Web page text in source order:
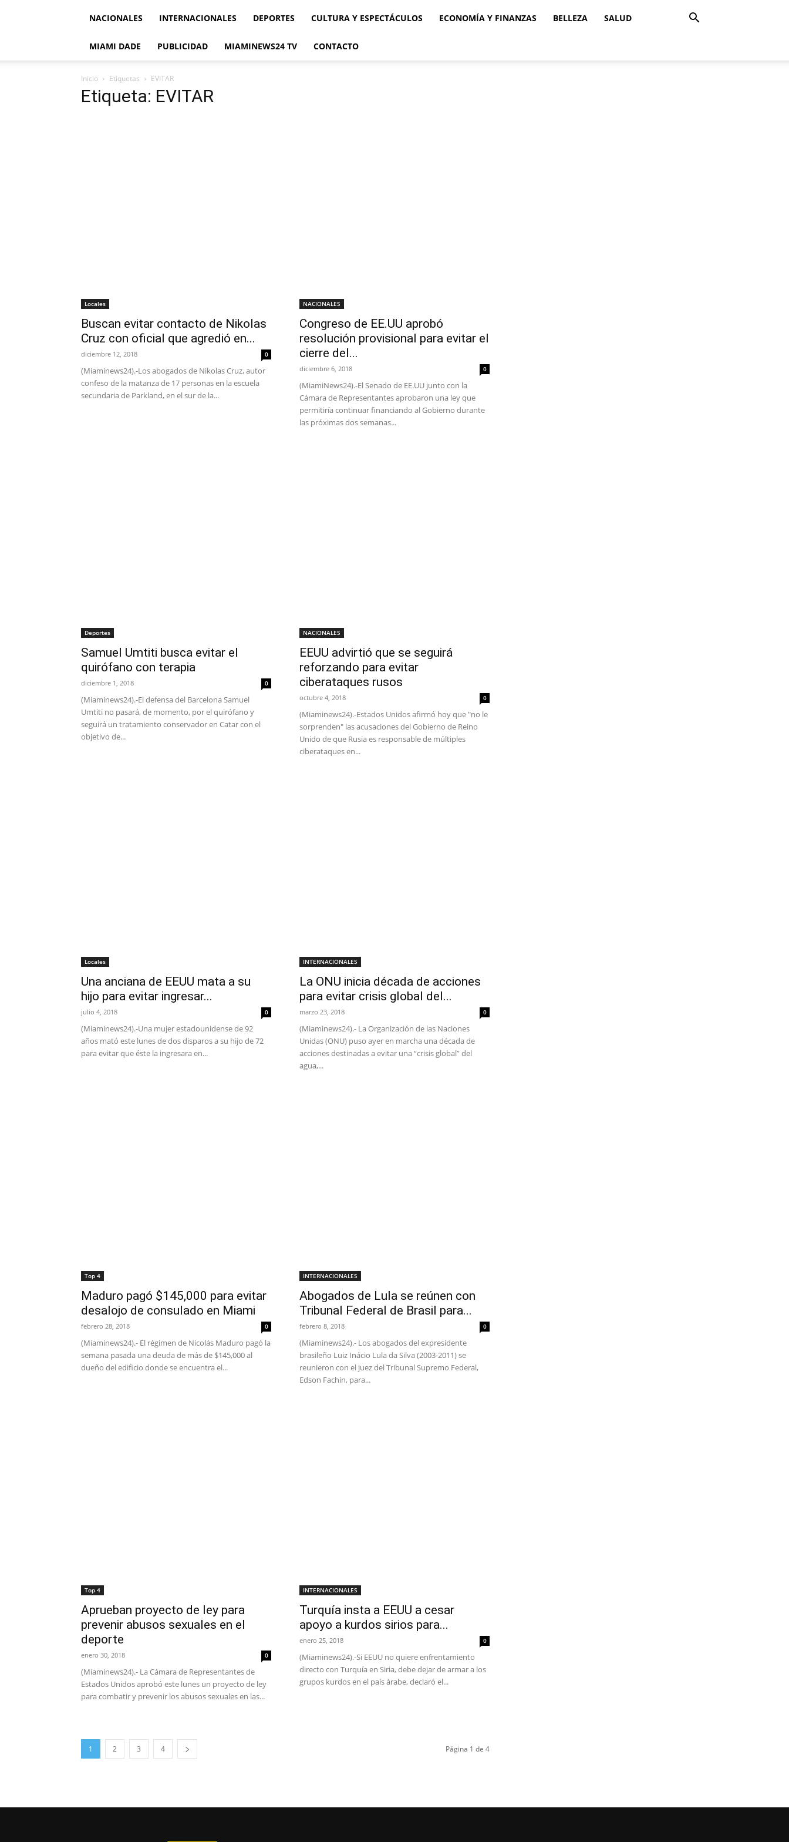
NACIONALES INTERNACIONALES DEPORTES CULTURA Y ESPECTÁCULOS ECONOMÍA Y FINANZAS BELLEZA SALUD
MIAMI DADE PUBLICIDAD MIAMINEWS24 TV CONTACTO
Inicio Etiquetas EVITAR
Etiqueta: EVITAR
Locales
Buscan evitar contacto de Nikolas
Cruz con oficial que agredió en...
diciembre 12, 2018 0
(Miaminews24).-Los abogados de Nikolas Cruz, autor
confeso de la matanza de 17 personas en la escuela
secundaria de Parkland, en el sur de la...
NACIONALES
Congreso de EE.UU aprobó
resolución provisional para evitar el
cierre del...
diciembre 6, 2018 0
(MiamiNews24).-El Senado de EE.UU junto con la
Cámara de Representantes aprobaron una ley que
permitiría continuar financiando al Gobierno durante
las próximas dos semanas...
Deportes
Samuel Umtiti busca evitar el
quirófano con terapia
diciembre 1, 2018 0
(Miaminews24).-El defensa del Barcelona Samuel
Umtiti no pasará, de momento, por el quirófano y
seguirá un tratamiento conservador en Catar con el
objetivo de...
NACIONALES
EEUU advirtió que se seguirá
reforzando para evitar
ciberataques rusos
octubre 4, 2018 0
(Miaminews24).-Estados Unidos afirmó hoy que "no le
sorprenden" las acusaciones del Gobierno de Reino
Unido de que Rusia es responsable de múltiples
ciberataques en...
Locales
Una anciana de EEUU mata a su
hijo para evitar ingresar...
julio 4, 2018 0
(Miaminews24).-Una mujer estadounidense de 92
años mató este lunes de dos disparos a su hijo de 72
para evitar que éste la ingresara en...
INTERNACIONALES
La ONU inicia década de acciones
para evitar crisis global del...
marzo 23, 2018 0
(Miaminews24).- La Organización de las Naciones
Unidas (ONU) puso ayer en marcha una década de
acciones destinadas a evitar una “crisis global” del
agua,...
Top 4
Maduro pagó $145,000 para evitar
desalojo de consulado en Miami
febrero 28, 2018 0
(Miaminews24).- El régimen de Nicolás Maduro pagó la
semana pasada una deuda de más de $145,000 al
dueño del edificio donde se encuentra el...
INTERNACIONALES
Abogados de Lula se reúnen con
Tribunal Federal de Brasil para...
febrero 8, 2018 0
(Miaminews24).- Los abogados del expresidente
brasileño Luiz Inácio Lula da Silva (2003-2011) se
reunieron con el juez del Tribunal Supremo Federal,
Edson Fachin, para...
Top 4
Aprueban proyecto de ley para
prevenir abusos sexuales en el
deporte
enero 30, 2018 0
(Miaminews24).- La Cámara de Representantes de
Estados Unidos aprobó este lunes un proyecto de ley
para combatir y prevenir los abusos sexuales en las...
INTERNACIONALES
Turquía insta a EEUU a cesar
apoyo a kurdos sirios para...
enero 25, 2018 0
(Miaminews24).-Si EEUU no quiere enfrentamiento
directo con Turquía en Siria, debe dejar de armar a los
grupos kurdos en el país árabe, declaró el...
1 2 3 4 Página 1 de 4